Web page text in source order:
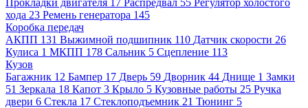
Прокладки двигателя 17 Распредвал 55 Регулятор холостого
хода 23 Ремень генератора 145
Коробка передач
АКПП 131 Выжимной подшипник 110 Датчик скорости 26
Кулиса 1 МКПП 178 Сальник 5 Сцепление 113
Кузов
Багажник 12 Бампер 17 Дверь 59 Дворник 44 Днище 1 Замки
51 Зеркала 18 Капот 3 Крыло 5 Кузовные работы 25 Ручка
двери 6 Стекла 17 Стеклоподъемник 21 Тюнинг 5